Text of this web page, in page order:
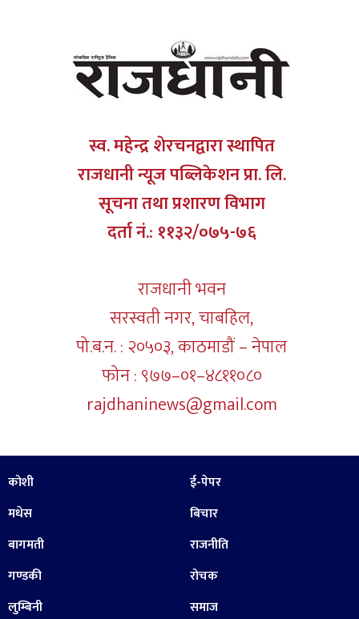
स्व. महेन्द्र शेरचनद्वारा स्थापित
राजधानी न्यूज पब्लिकेशन प्रा. लि.
सूचना तथा प्रशारण विभाग
दर्ता नं.: ११३२/०७५-७६
राजधानी भवन
सरस्वती नगर, चाबहिल,
पो.ब.न. : २०५०३, काठमाडौं – नेपाल
फोन : ९७७–०१–४८११०८०
rajdhaninews@gmail.com
कोशी
मधेस
बागमती
गण्डकी
लुम्बिनी
ई-पेपर
बिचार
राजनीति
रोचक
समाज